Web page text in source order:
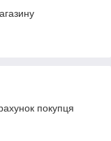
покупця